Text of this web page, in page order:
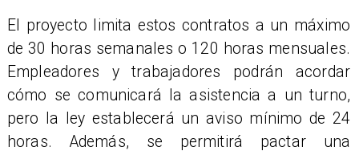
El proyecto limita estos contratos a un máximo
de 30 horas semanales o 120 horas mensuales.
Empleadores y trabajadores podrán acordar
cómo se comunicará la asistencia a un turno,
pero la ley establecerá un aviso mínimo de 24
horas. Además, se permitirá pactar una